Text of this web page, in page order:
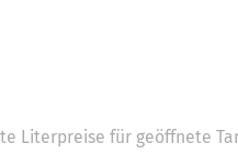
Literpreise für geöffnete